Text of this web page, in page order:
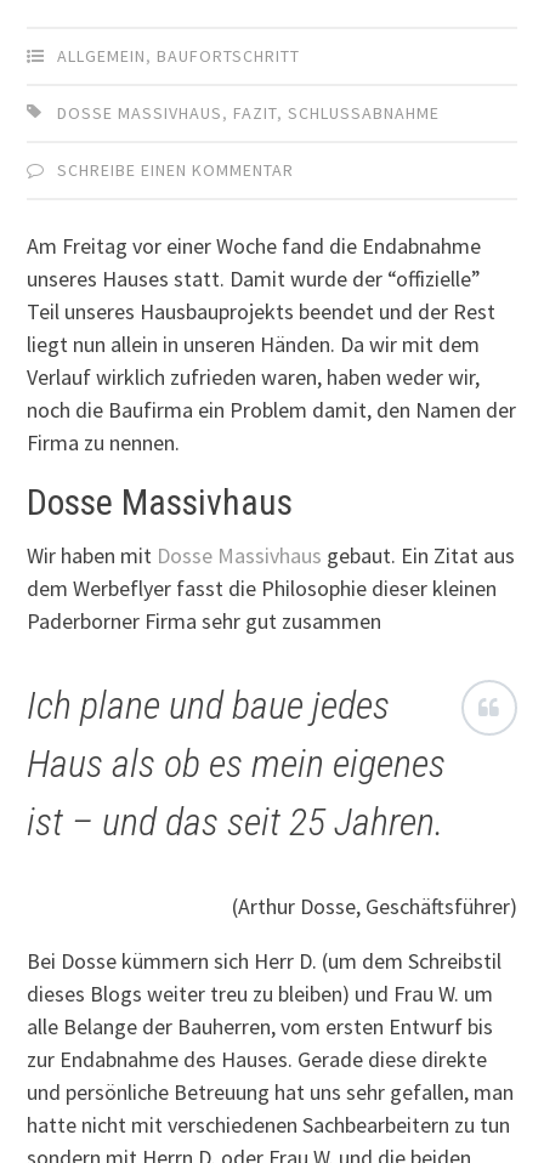
ALLGEMEIN, BAUFORTSCHRITT
DOSSE MASSIVHAUS, FAZIT,SCHLUSSABNAHME
SCHREIBE EINEN KOMMENTAR
Am Freitag vor einer Woche fand die Endabnahme
unseres Hauses statt. Damit wurde der “offizielle”
Teil unseres Hausbauprojekts beendet und der Rest
liegt nun allein in unseren Händen. Da wir mit dem
Verlauf wirklich zufrieden waren, haben weder wir,
noch die Baufirma ein Problem damit, den Namen der
Firma zu nennen.
Dosse Massivhaus
Wir haben mit Dosse Massivhaus gebaut. Ein Zitat aus
dem Werbeflyer fasst die Philosophie dieser kleinen
Paderborner Firma sehr gut zusammen
Ich plane und baue jedes
Haus als ob es mein eigenes
ist – und das seit 25 Jahren.
(Arthur Dosse, Geschäftsführer)
Bei Dosse kümmern sich Herr D. (um dem Schreibstil
dieses Blogs weiter treu zu bleiben) und Frau W. um
alle Belange der Bauherren, vom ersten Entwurf bis
zur Endabnahme des Hauses. Gerade diese direkte
und persönliche Betreuung hat uns sehr gefallen, man
hatte nicht mit verschiedenen Sachbearbeitern zu tun